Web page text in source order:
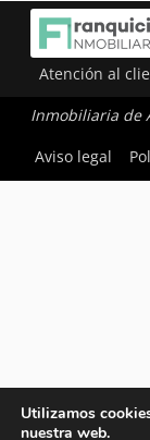
Atención al
Inmobiliaria de
Aviso legal
Utilizamos
nuestra web.